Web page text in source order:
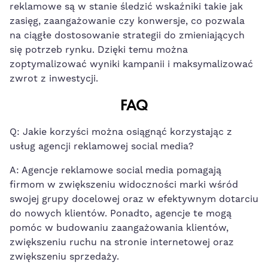
reklamowe są w‍ stanie śledzić wskaźniki ⁣takie jak ​
zasięg, zaangażowanie czy ⁢konwersje, co pozwala
na ciągłe dostosowanie strategii do zmieniających
się potrzeb rynku. Dzięki temu można
zoptymalizować wyniki kampanii ⁢i maksymalizować
⁤zwrot z inwestycji.
FAQ
Q: Jakie korzyści można osiągnąć korzystając z‌
usług agencji reklamowej social⁢ media?
A: Agencje reklamowe ⁣social media pomagają
firmom w zwiększeniu widoczności ​marki wśród
swojej​ grupy docelowej oraz w efektywnym dotarciu
do nowych klientów. Ponadto, agencje ​te ‌mogą
pomóc ​w​ budowaniu zaangażowania klientów,
zwiększeniu ruchu na stronie internetowej oraz⁤
zwiększeniu ⁤sprzedaży.